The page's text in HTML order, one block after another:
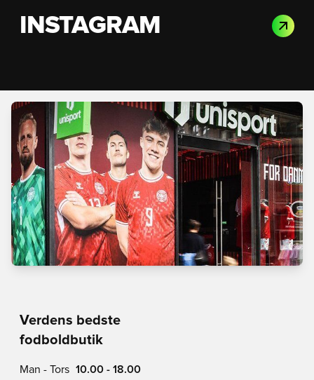
INSTAGRAM
Verdens bedste
fodboldbutik
Man - Tors 10.00 - 18.00